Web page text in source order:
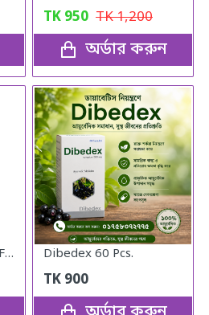
TK 950 TK1,200
অর্ডার করুন
3 In 1 Large Capacity Foldable Travel Bag Dibedex 60 Pcs.
TK 900